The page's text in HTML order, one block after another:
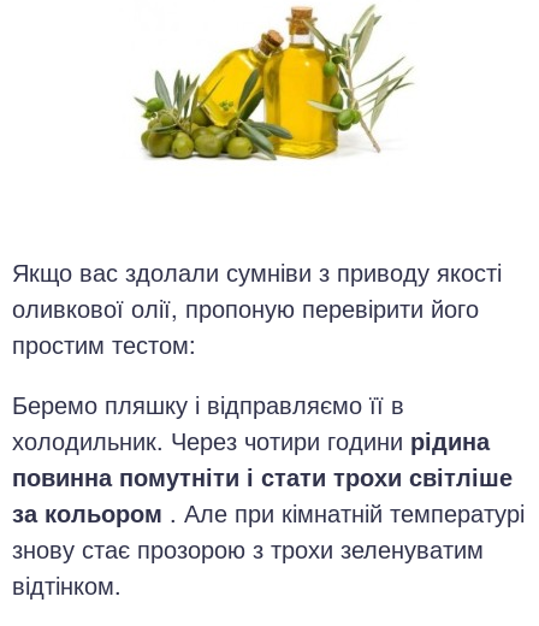
Якщо вас здолали сумніви з приводу якості
оливкової олії, пропоную перевірити його
простим тестом:
Беремо пляшку і відправляємо її в
холодильник. Через чотири години рідина
повинна помутніти і стати трохи світліше
за кольором . Але при кімнатній температурі
знову стає прозорою з трохи зеленуватим
відтінком.